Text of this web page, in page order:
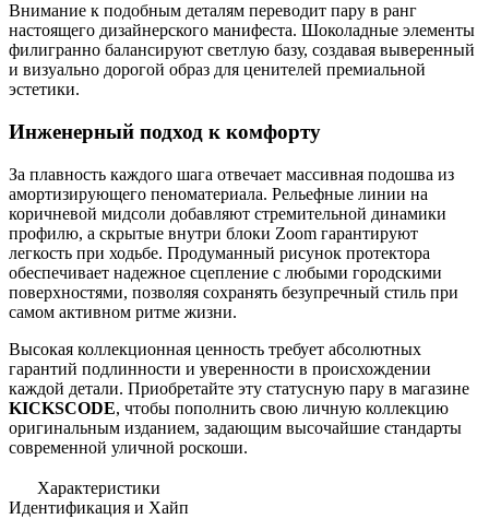
Внимание к подобным деталям переводит пару в ранг
настоящего дизайнерского манифеста. Шоколадные элементы
филигранно балансируют светлую базу, создавая выверенный
и визуально дорогой образ для ценителей премиальной
эстетики.
Инженерный подход к комфорту
За плавность каждого шага отвечает массивная подошва из
амортизирующего пеноматериала. Рельефные линии на
коричневой мидсоли добавляют стремительной динамики
профилю, а скрытые внутри блоки Zoom гарантируют
легкость при ходьбе. Продуманный рисунок протектора
обеспечивает надежное сцепление с любыми городскими
поверхностями, позволяя сохранять безупречный стиль при
самом активном ритме жизни.
Высокая коллекционная ценность требует абсолютных
гарантий подлинности и уверенности в происхождении
каждой детали. Приобретайте эту статусную пару в магазине
KICKSCODE, чтобы пополнить свою личную коллекцию
оригинальным изданием, задающим высочайшие стандарты
современной уличной роскоши.
Характеристики
Идентификация и Хайп